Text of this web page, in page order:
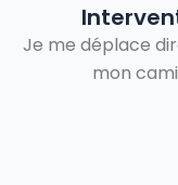
Je me déplace
mon